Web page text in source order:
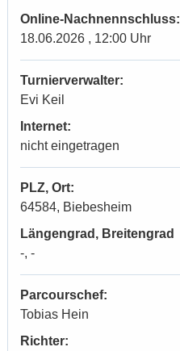
Online-Nachnennschluss:
18.06.2026 , 12:00 Uhr
Turnierverwalter:
Evi Keil
Internet:
nicht eingetragen
PLZ, Ort:
64584, Biebesheim
Längengrad, Breitengrad
-, -
Parcourschef:
Tobias Hein
Richter: